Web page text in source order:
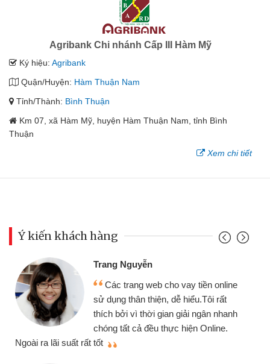
Agribank Chi nhánh Cấp III Hàm Mỹ
Ký hiệu: Agribank
Quận/Huyện: Hàm Thuận Nam
Tỉnh/Thành: Bình Thuận
Km 07, xã Hàm Mỹ, huyện Hàm Thuận Nam, tỉnh Bình
Thuận
Xem chi tiết
Ý kiến khách hàng
Trang Nguyễn
Các trang web cho vay tiền online
sử dụng thân thiện, dễ hiểu.Tôi rất
thích bởi vì thời gian giải ngân nhanh
chóng tất cả đều thực hiện Online.
Ngoài ra lãi suất rất tốt